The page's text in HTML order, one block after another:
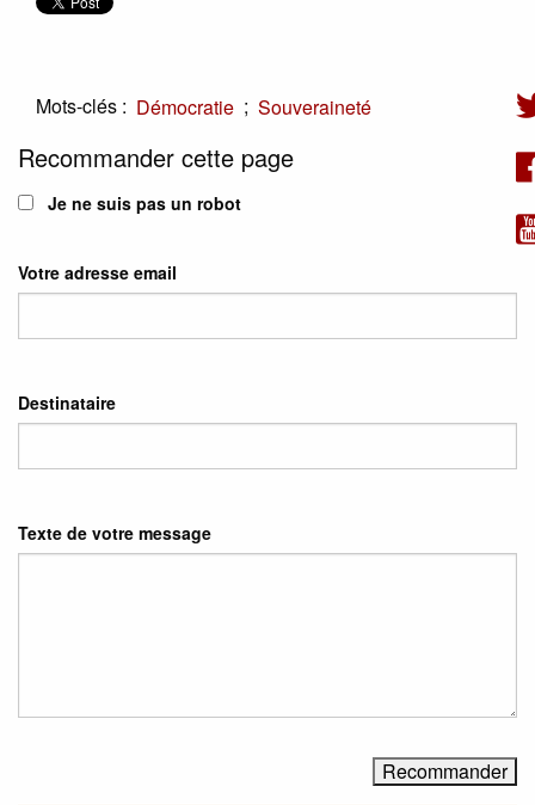
Mots-clés : Démocratie ; Souveraineté
Recommander cette page
Je ne suis pas un robot
Votre adresse email
Destinataire
Texte de votre message